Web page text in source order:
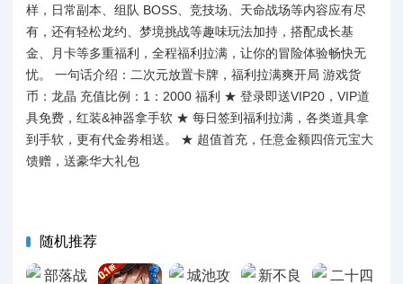
样，日常副本、组队 BOSS、竞技场、天命战场等内容应有尽
有，还有轻松龙约、梦境挑战等趣味玩法加持，搭配成长基
金、月卡等多重福利，全程福利拉满，让你的冒险体验畅快无
忧。 一句话介绍：二次元放置卡牌，福利拉满爽开局 游戏货
币：龙晶 充值比例：1：2000 福利 ★ 登录即送VIP20，VIP道
具免费，红装&神器拿手软 ★ 每日签到福利拉满，各类道具拿
到手软，更有代金劵相送。 ★ 超值首充，任意金额四倍元宝大
馈赠，送豪华大礼包
随机推荐